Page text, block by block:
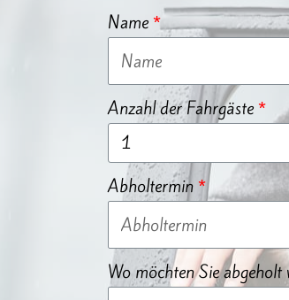
Name
Anzahl der Fahrgäste
Abholtermin
Wo möchten Sie abgeholt